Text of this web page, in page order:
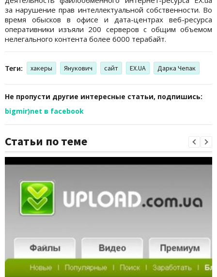
за нарушение прав интеллектуальной собственности. Во
время обысков в офисе и дата-центрах веб-ресурса
оперативники изъяли 200 серверов с общим объемом
нелегального контента более 6000 терабайт.
Теги: хакеры Янукович сайт EX.UA Дарка Чепак
Не пропусти другие интересные статьи, подпишись:
bigmir)net в facebook
Статьи по теме